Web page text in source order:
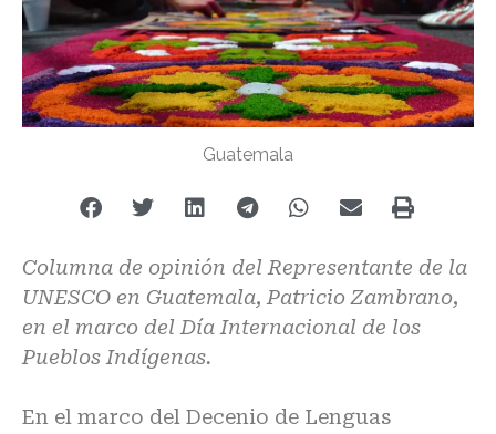
Guatemala
Columna de opinión del Representante de la
UNESCO en Guatemala, Patricio Zambrano,
en el marco del Día Internacional de los
Pueblos Indígenas.
En el marco del Decenio de Lenguas